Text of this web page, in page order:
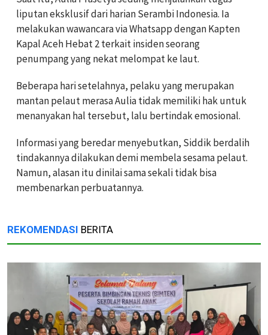
liputan eksklusif dari harian Serambi Indonesia. Ia
melakukan wawancara via Whatsapp dengan Kapten
Kapal Aceh Hebat 2 terkait insiden seorang
penumpang yang nekat melompat ke laut.
Beberapa hari setelahnya, pelaku yang merupakan
mantan pelaut merasa Aulia tidak memiliki hak untuk
menanyakan hal tersebut, lalu bertindak emosional.
Informasi yang beredar menyebutkan, Siddik berdalih
tindakannya dilakukan demi membela sesama pelaut.
Namun, alasan itu dinilai sama sekali tidak bisa
membenarkan perbuatannya.
REKOMENDASI BERITA